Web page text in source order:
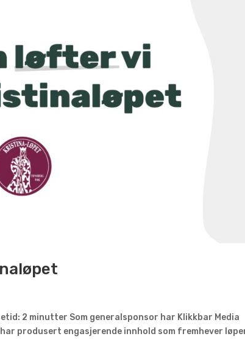
2 minutter Som generalsponsor har Klikkbar Media
produsert engasjerende innhold som fremhever